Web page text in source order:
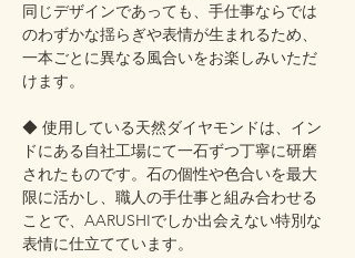
同じデザインであっても、手仕事ならでは
のわずかな揺らぎや表情が生まれるため、
一本ごとに異なる風合いをお楽しみいただ
けます。
◆ 使用している天然ダイヤモンドは、イン
ドにある自社工場にて一石ずつ丁寧に研磨
されたものです。石の個性や色合いを最大
限に活かし、職人の手仕事と組み合わせる
ことで、AARUSHIでしか出会えない特別な
表情に仕立てています。